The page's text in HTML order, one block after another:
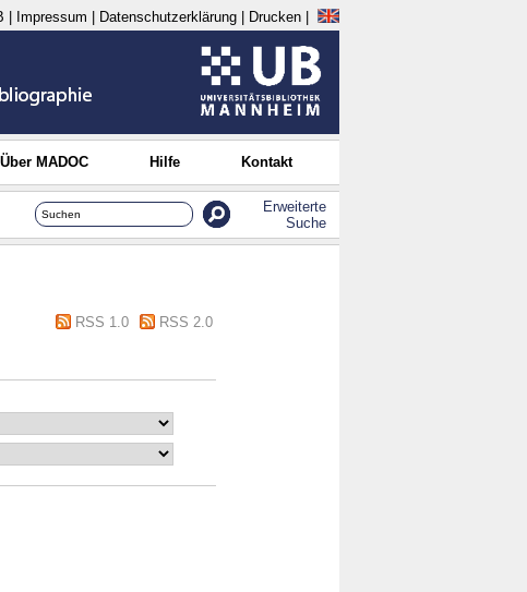
Impressum Datenschutzerklärung Drucken
Über MADOC Hilfe Kontakt
Erweiterte
Suche
RSS 1.0
RSS 2.0